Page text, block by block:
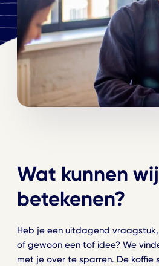
Wat kunnen
betekenen?
Heb je een uitdagend
of gewoon een tof idee? We
met je over te sparren. De koffie